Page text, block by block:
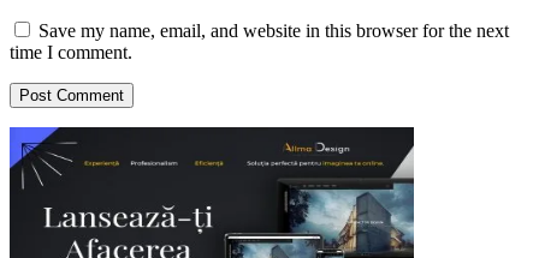
Save my name, email, and website in this browser for the next
time I comment.